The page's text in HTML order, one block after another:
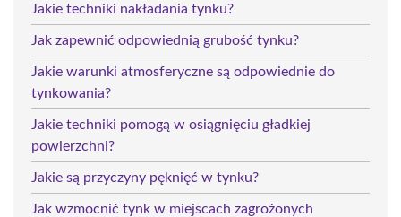
Jakie techniki nakładania tynku?
Jak zapewnić odpowiednią grubość tynku?
Jakie warunki atmosferyczne są odpowiednie do
tynkowania?
Jakie techniki pomogą w osiągnięciu gładkiej
powierzchni?
Jakie są przyczyny pęknięć w tynku?
Jak wzmocnić tynk w miejscach zagrożonych